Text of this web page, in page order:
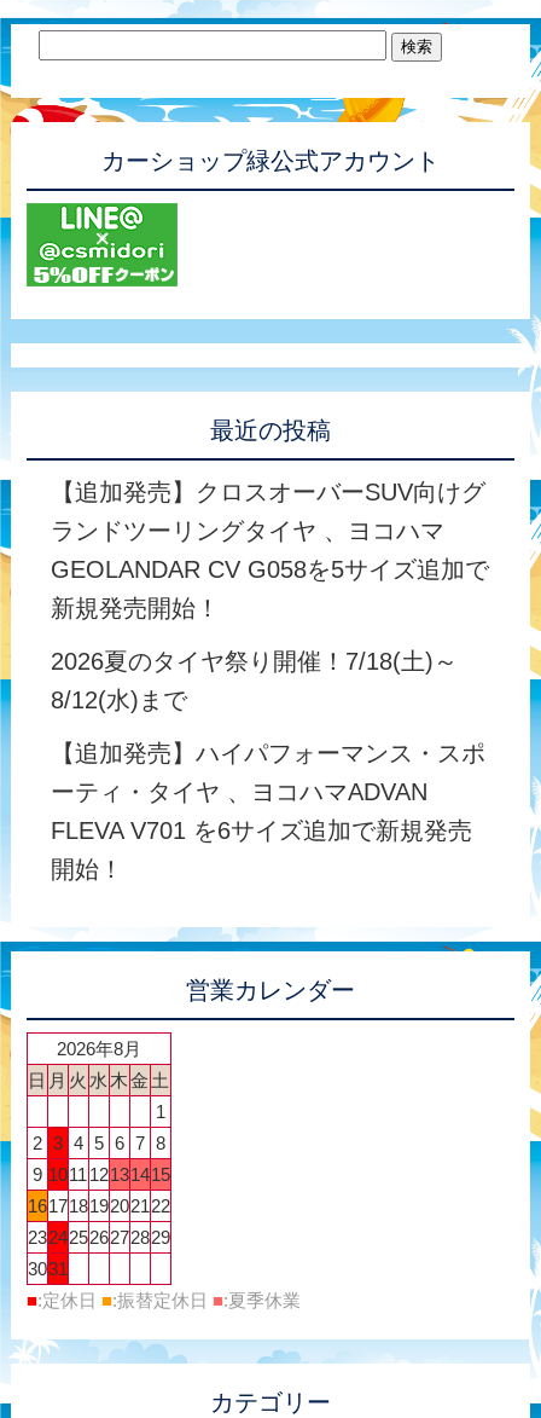
カーショップ緑公式アカウント
最近の投稿
【追加発売】クロスオーバーSUV向けグ
ランドツーリングタイヤ 、ヨコハマ
GEOLANDAR CV G058を5サイズ追加で
新規発売開始！
2026夏のタイヤ祭り開催！7/18(土)～
8/12(水)まで
【追加発売】ハイパフォーマンス・スポ
ーティ・タイヤ 、ヨコハマADVAN
FLEVA V701 を6サイズ追加で新規発売
開始！
営業カレンダー
2026年8月
日 月 火 水 木金 土
1
2 3 4 5 6 7 8
9 1011 12131415
16171819202122
23242526272829
3031
■:定休日 ■:振替定休日 ■:夏季休業
カテゴリー